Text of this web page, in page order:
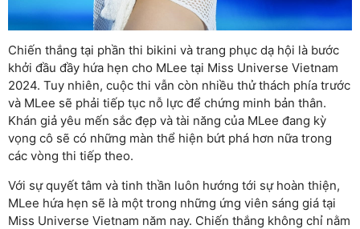
Chiến thắng tại phần thi bikini và trang phục dạ hội là bước
khởi đầu đầy hứa hẹn cho MLee tại Miss Universe Vietnam
2024. Tuy nhiên, cuộc thi vẫn còn nhiều thử thách phía trước
và MLee sẽ phải tiếp tục nỗ lực để chứng minh bản thân.
Khán giả yêu mến sắc đẹp và tài năng của MLee đang kỳ
vọng cô sẽ có những màn thể hiện bứt phá hơn nữa trong
các vòng thi tiếp theo.
Với sự quyết tâm và tinh thần luôn hướng tới sự hoàn thiện,
MLee hứa hẹn sẽ là một trong những ứng viên sáng giá tại
Miss Universe Vietnam năm nay. Chiến thắng không chỉ nằm